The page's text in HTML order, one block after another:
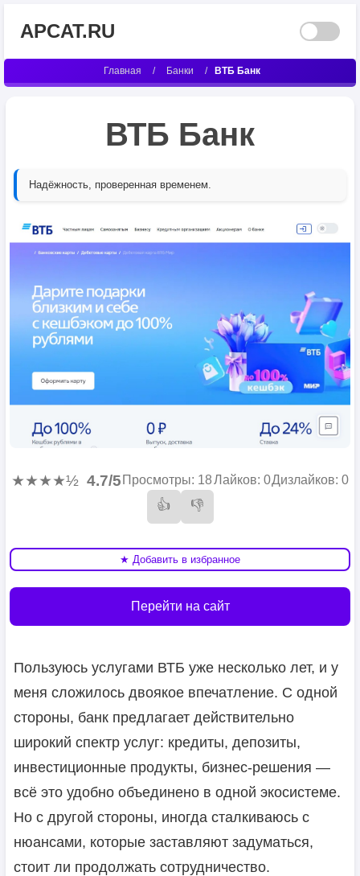
APCAT.RU
Главная / Банки / ВТБ Банк
ВТБ Банк
Надёжность, проверенная временем.
★★★★½ 4.7/5 Просмотры: 18Лайков: 0Дизлайков: 0
👍 👎
★ Добавить в избранное
Перейти на сайт
Пользуюсь услугами ВТБ уже несколько лет, и у
меня сложилось двоякое впечатление. С одной
стороны, банк предлагает действительно
широкий спектр услуг: кредиты, депозиты,
инвестиционные продукты, бизнес-решения —
всё это удобно объединено в одной экосистеме.
Но с другой стороны, иногда сталкиваюсь с
нюансами, которые заставляют задуматься,
стоит ли продолжать сотрудничество.